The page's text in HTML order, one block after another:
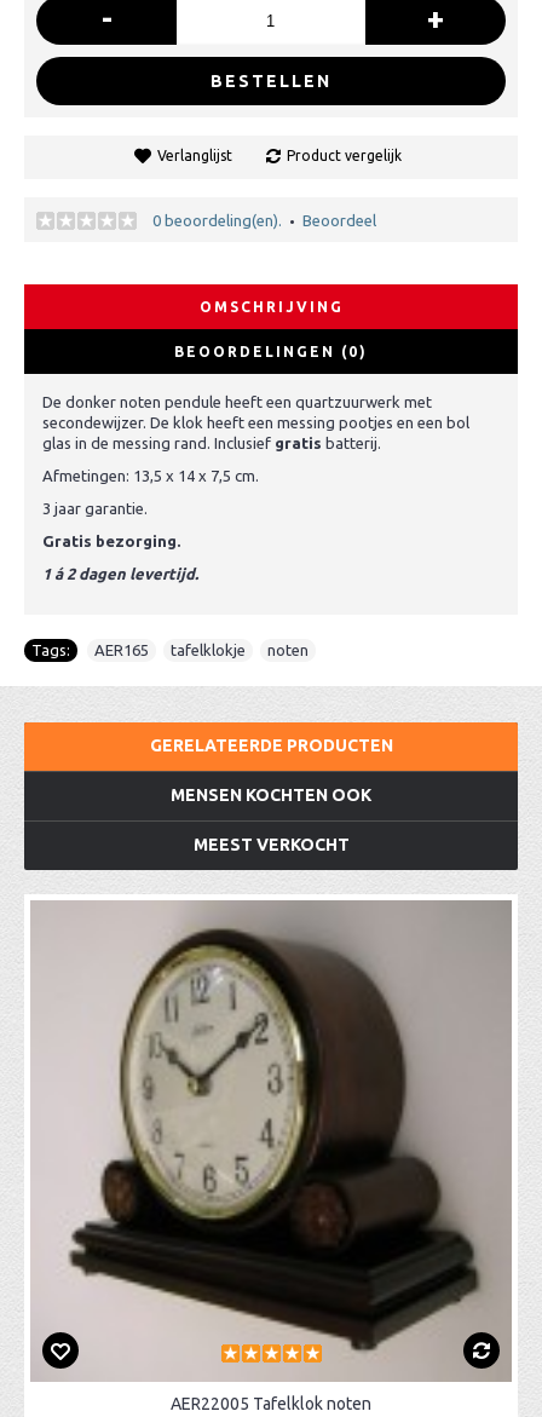
- +
BESTELLEN
Verlanglijst Product vergelijk
0 beoordeling(en). • Beoordeel
OMSCHRIJVING
BEOORDELINGEN (0)
De donker noten pendule heeft een quartzuurwerk met
secondewijzer. De klok heeft een messing pootjes en een bol
glas in de messing rand. Inclusief gratis batterij.
Afmetingen: 13,5 x 14 x 7,5 cm.
3 jaar garantie.
Gratis bezorging.
1 á 2 dagen levertijd.
Tags: AER165 tafelklokje noten
GERELATEERDE PRODUCTEN
MENSEN KOCHTEN OOK
MEEST VERKOCHT
AER22005 Tafelklok noten